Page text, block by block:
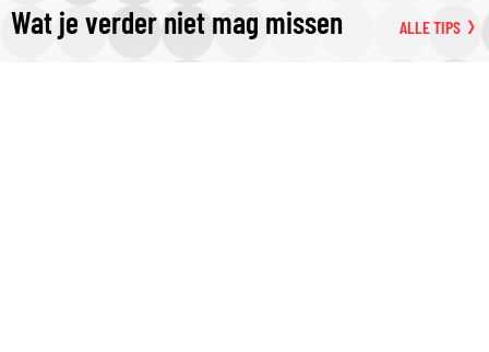
Wat je verder niet mag missen ALLE TIPS